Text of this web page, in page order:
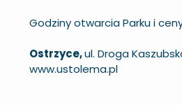
Godziny otwarcia Parku i
Ostrzyce,ul. Droga
www.ustolema.pl